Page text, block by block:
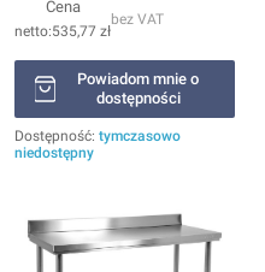
Cena
535,77 zł
bez VAT
Powiadom mnie o
dostępności
Dostępność: tymczasowo
niedostępny